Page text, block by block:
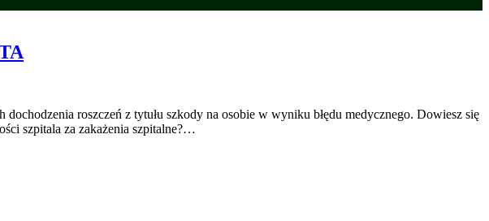
roszczeń z tytułu szkody na osobie w wyniku błędu medycznego. Dowiesz się
szpitala za zakażenia szpitalne?…